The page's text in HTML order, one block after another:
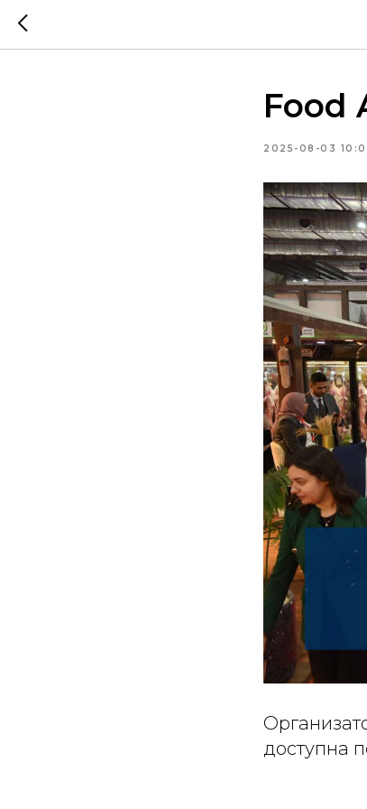
Food
2025-08-03
доступна